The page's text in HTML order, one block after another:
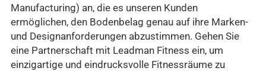
Manufacturing) an, die es unseren Kunden
ermöglichen, den Bodenbelag genau auf ihre Marken-
und Designanforderungen abzustimmen. Gehen Sie
eine Partnerschaft mit Leadman Fitness ein, um
einzigartige und eindrucksvolle Fitnessräume zu